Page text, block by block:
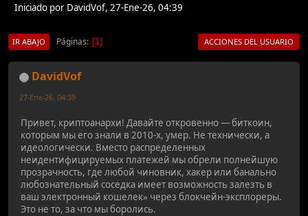
Iniciado por DavidVof, 27-Ene-26, 04:39
IR ABAJO Páginas 1 ACCIONES DEL USUARIO
DavidVof
27-Ene-26, 04:39
Привет, криптоанархи! Давайте откровенно — биткоин,
которым мы его знали в 2010-х, умер. Не технически, а
идеологически. Вместо распределенных
неидентифицируемых платежей мы обрели полнейшую
прозрачность, где любой чиновник, хакер или банально
любознательный соседка имеет возможность залезть в
ваш электронный кошелек» через блокчейн-эксплореры.
Это не то, за что мы боролись.